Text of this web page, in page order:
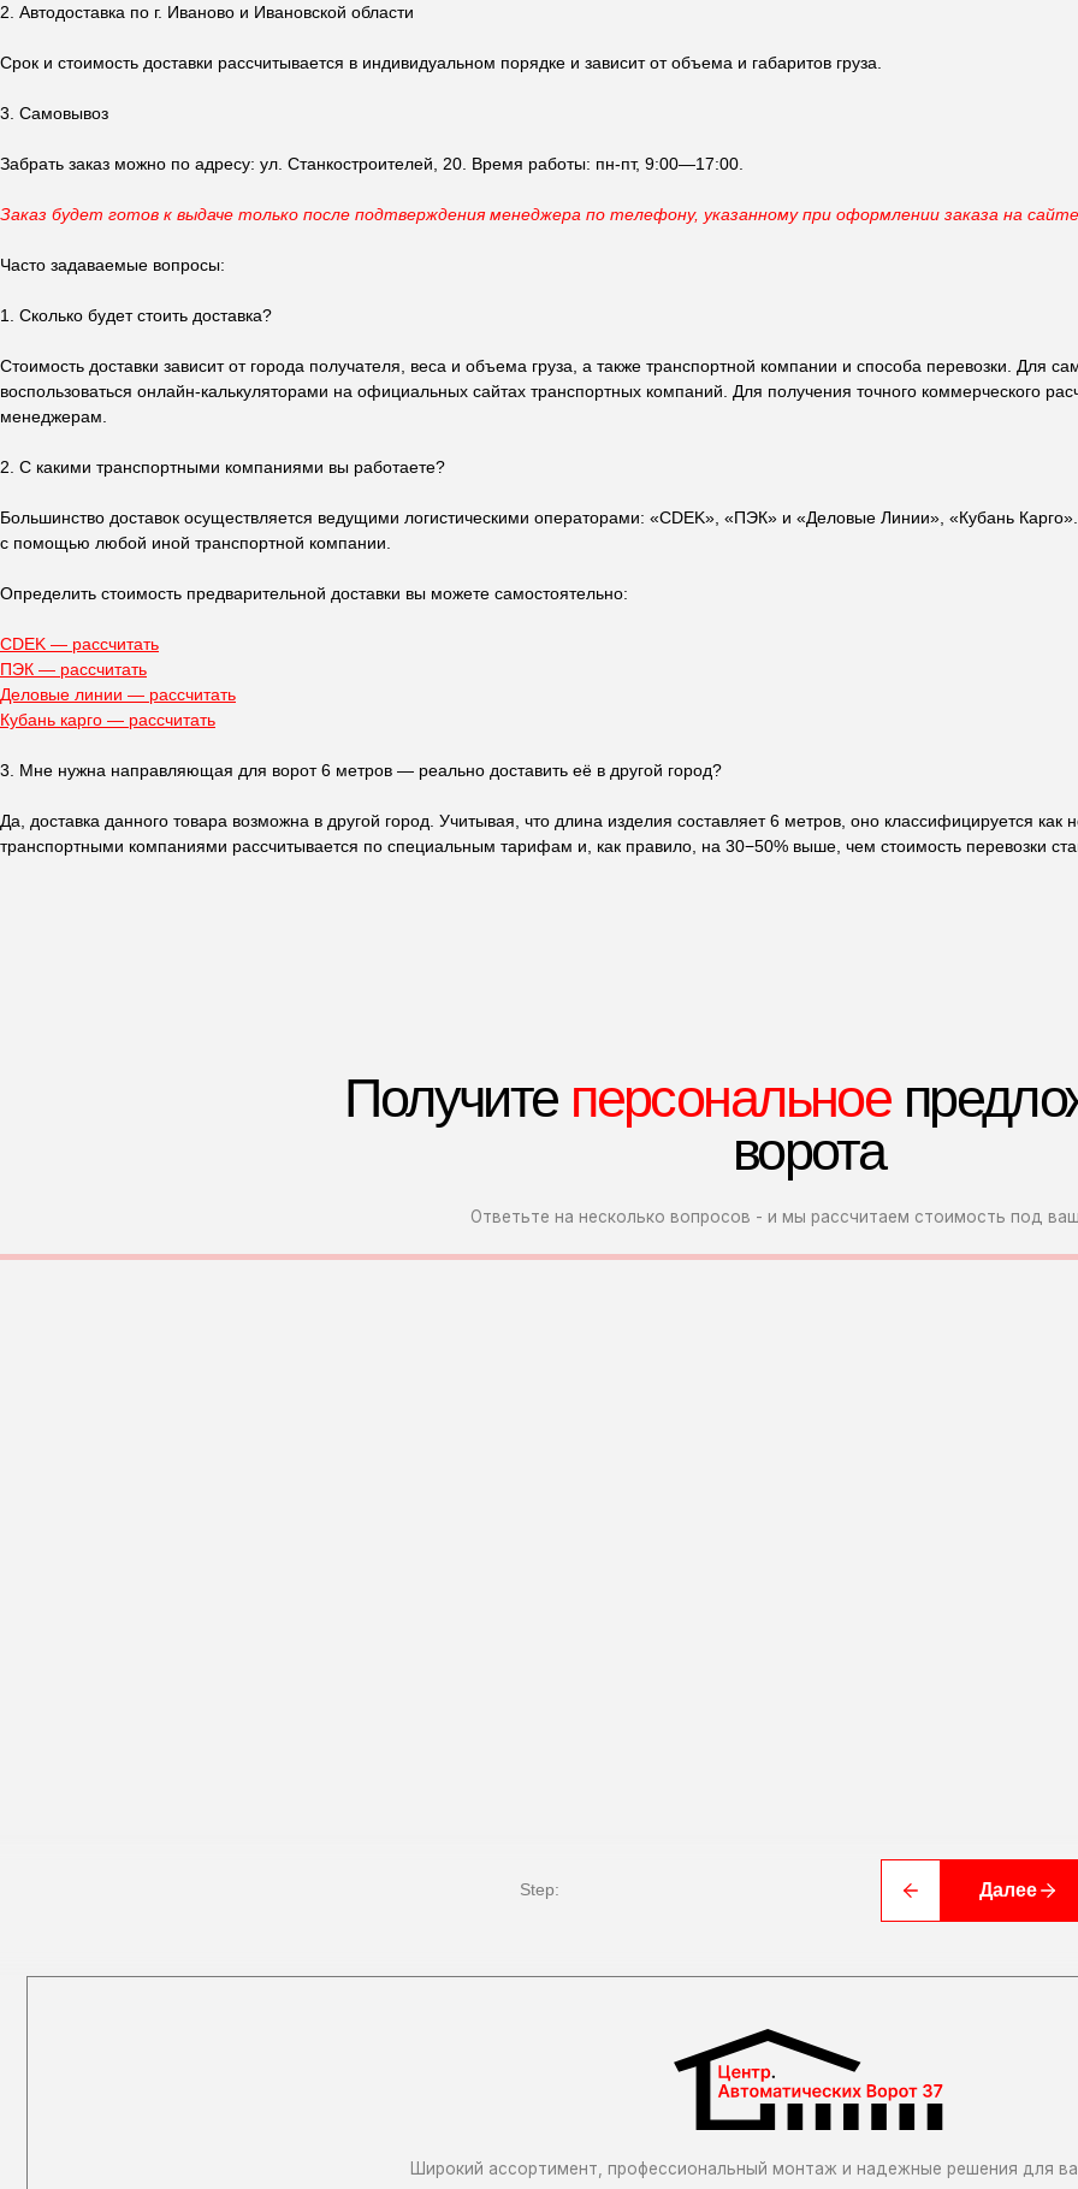
2. Автодоставка по г. Иваново и Ивановской области
Срок и стоимость доставки рассчитывается в индивидуальном порядке и зависит от объема и габаритов груза.
3. Самовывоз
Забрать заказ можно по адресу: ул. Станкостроителей, 20. Время работы: пн-пт, 9:00—17:00.
Заказ будет готов к выдаче только после подтверждения менеджера по телефону, указанному при оформлении заказа на сайте
Часто задаваемые вопросы:
1. Сколько будет стоить доставка?
Стоимость доставки зависит от города получателя, веса и объема груза, а также транспортной компании и способа перевозки. Для
воспользоваться онлайн-калькуляторами на официальных сайтах транспортных компаний. Для получения точного коммерческого
менеджерам.
2. С какими транспортными компаниями вы работаете?
Большинство доставок осуществляется ведущими логистическими операторами: «CDEK», «ПЭК» и «Деловые Линии», «Кубань
с помощью любой иной транспортной компании.
Определить стоимость предварительной доставки вы можете самостоятельно:
CDEK — рассчитать
ПЭК — рассчитать
Деловые линии — рассчитать
Кубань карго — рассчитать
3. Мне нужна направляющая для ворот 6 метров — реально доставить её в другой город?
Да, доставка данного товара возможна в другой город. Учитывая, что длина изделия составляет 6 метров, оно классифицируется как
транспортными компаниями рассчитывается по специальным тарифам и, как правило, на 30−50% выше, чем стоимость перевозки
Ответьте на несколько вопросов - и мы рассчитаем стоимость под ваш проект.
Получите персональное
Step: Далее